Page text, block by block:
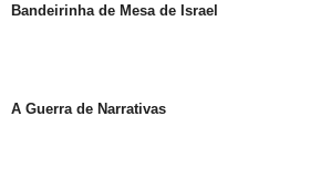
Bandeirinha de Mesa de Israel
A Guerra de Narrativas